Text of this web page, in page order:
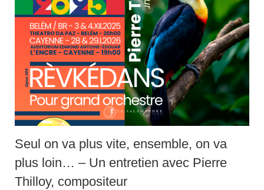
Seul on va plus vite, ensemble, on va
plus loin… – Un entretien avec Pierre
Thilloy, compositeur